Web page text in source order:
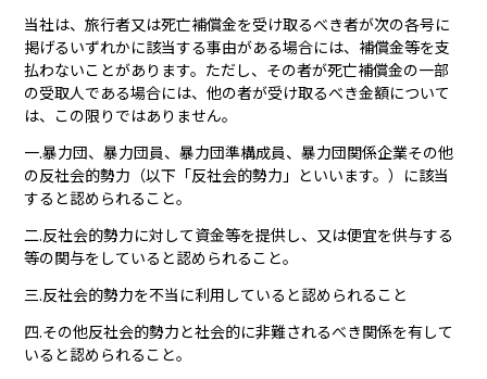
当社は、旅行者又は死亡補償金を受け取るべき者が次の各号に
掲げるいずれかに該当する事由がある場合には、補償金等を支
払わないことがあります。ただし、その者が死亡補償金の一部
の受取人である場合には、他の者が受け取るべき金額について
は、この限りではありません。
一.暴力団、暴力団員、暴力団準構成員、暴力団関係企業その他
の反社会的勢力（以下「反社会的勢力」といいます。）に該当
すると認められること。
二.反社会的勢力に対して資金等を提供し、又は便宜を供与する
等の関与をしていると認められること。
三.反社会的勢力を不当に利用していると認められること
四.その他反社会的勢力と社会的に非難されるべき関係を有して
いると認められること。